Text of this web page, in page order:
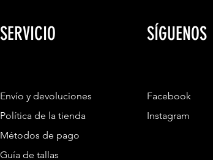
SERVICIO SÍGUENOS
Envío y devoluciones
Política de la tienda
Métodos de pago
Guía de tallas
Facebook
Instagram